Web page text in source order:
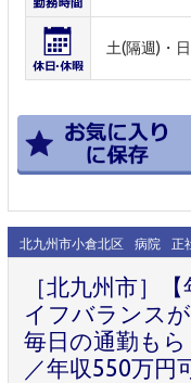
土(隔週)・
北九州市小倉北区 病院 正
［北九州市］
イフバランス
毎日の通勤も
／年収550万円